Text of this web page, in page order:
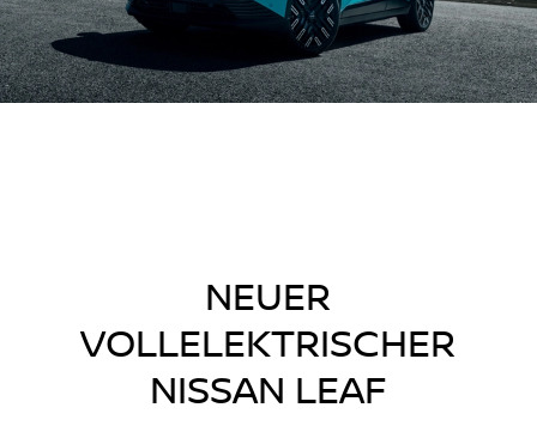
NEUER
VOLLELEKTRISCHER
NISSAN LEAF